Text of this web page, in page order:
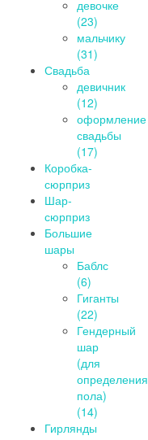
девочке
(23)
мальчику
(31)
Свадьба
девичник
(12)
оформление
свадьбы
(17)
Коробка-
сюрприз
Шар-
сюрприз
Большие
шары
Баблс
(6)
Гиганты
(22)
Гендерный
шар
(для
определения
пола)
(14)
Гирлянды